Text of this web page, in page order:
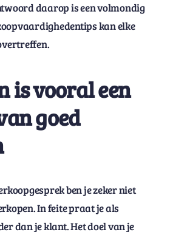
daarop is een volmondig
kan elke
is vooral een
goed
ben je zeker niet
In feite praat je als
dan je klant. Het doel van je